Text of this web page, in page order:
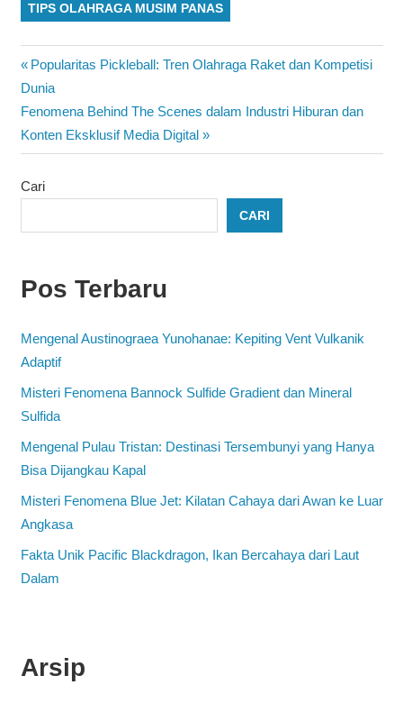
TIPS OLAHRAGA MUSIM PANAS
Navigasi
pos
Previous
Post:
Popularitas Pickleball: Tren Olahraga Raket dan Kompetisi
Dunia
Next
Post:
Fenomena Behind The Scenes dalam Industri Hiburan dan
Konten Eksklusif Media Digital
Cari
CARI
Pos Terbaru
Mengenal Austinograea Yunohanae: Kepiting Vent Vulkanik
Adaptif
Misteri Fenomena Bannock Sulfide Gradient dan Mineral
Sulfida
Mengenal Pulau Tristan: Destinasi Tersembunyi yang Hanya
Bisa Dijangkau Kapal
Misteri Fenomena Blue Jet: Kilatan Cahaya dari Awan ke Luar
Angkasa
Fakta Unik Pacific Blackdragon, Ikan Bercahaya dari Laut
Dalam
Arsip